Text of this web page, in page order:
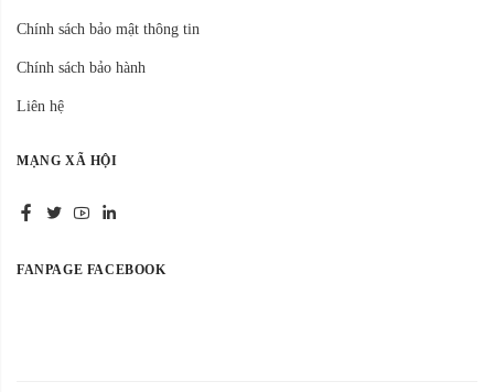
Chính sách bảo mật thông tin
Chính sách bảo hành
Liên hệ
MẠNG XÃ HỘI
FANPAGE FACEBOOK